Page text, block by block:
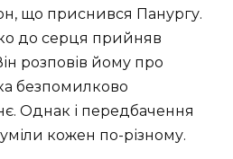
що приснився Панургу.
до серця прийняв
розповів йому про
безпомилково
Однак і передбачення
кожен по-різному.